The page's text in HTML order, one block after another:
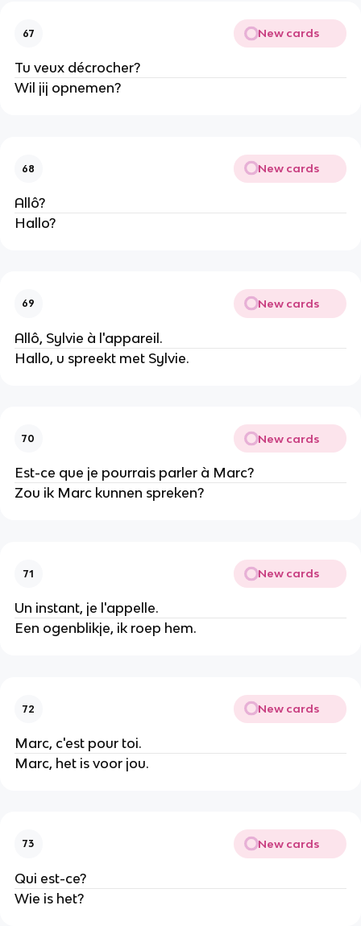
67 New cards
Tu veux décrocher?
Wil jij opnemen?
68 New cards
Allô?
Hallo?
69 New cards
Allô, Sylvie à l'appareil.
Hallo, u spreekt met Sylvie.
70 New cards
Est-ce que je pourrais parler à Marc?
Zou ik Marc kunnen spreken?
71 New cards
Un instant, je l'appelle.
Een ogenblikje, ik roep hem.
72 New cards
Marc, c'est pour toi.
Marc, het is voor jou.
73 New cards
Qui est-ce?
Wie is het?